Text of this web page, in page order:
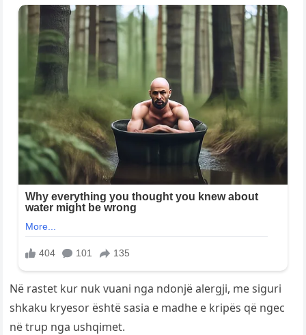
Në rastet kur nuk vuani nga ndonjë alergji, me siguri
shkaku kryesor është sasia e madhe e kripës që ngec
në trup nga ushqimet.